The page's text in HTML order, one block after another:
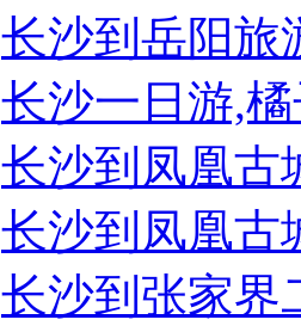
长沙到岳阳旅
长沙一日游,
长沙到凤凰古
长沙到凤凰古
长沙到张家界